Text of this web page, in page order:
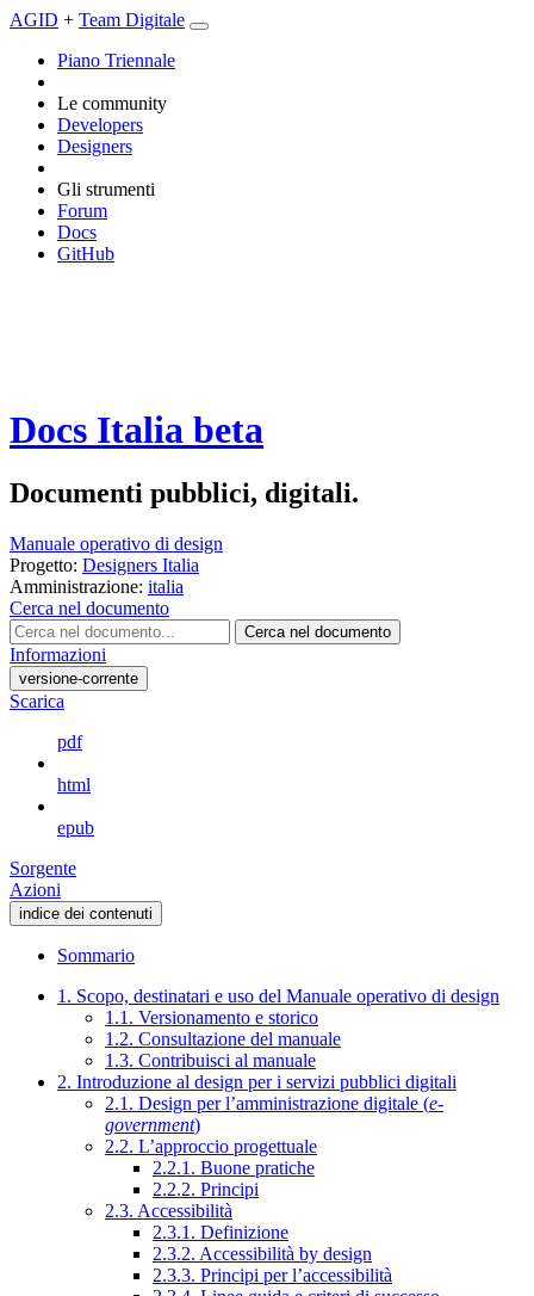
AGID + Team Digitale
Piano Triennale
Le community
Developers
Designers
Gli strumenti
Forum
Docs
GitHub
Docs Italia beta
Documenti pubblici, digitali.
Manuale operativo di design
Progetto: Designers Italia
Amministrazione: italia
Cerca nel documento
Cerca nel documento
Informazioni
versione-corrente
Scarica
pdf
html
epub
Sorgente
Azioni
indice dei contenuti
Sommario
1. Scopo, destinatari e uso del Manuale operativo di design
1.1. Versionamento e storico
1.2. Consultazione del manuale
1.3. Contribuisci al manuale
2. Introduzione al design per i servizi pubblici digitali
2.1. Design per l’amministrazione digitale (e-
government)
2.2. L’approccio progettuale
2.2.1. Buone pratiche
2.2.2. Principi
2.3. Accessibilità
2.3.1. Definizione
2.3.2. Accessibilità by design
2.3.3. Principi per l’accessibilità